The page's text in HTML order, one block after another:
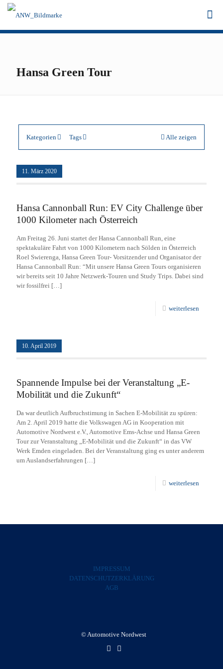
Hansa Green Tour
Kategorien Tags Alle zeigen
11. März 2020
Hansa Cannonball Run: EV City Challenge über
1000 Kilometer nach Österreich
Am Freitag 26. Juni startet der Hansa Cannonball Run, eine
spektakuläre Fahrt von 1000 Kilometern nach Sölden in Österreich
Roel Swierenga, Hansa Green Tour- Vorsitzender und Organisator der
Hansa Cannonball Run: “Mit unsere Hansa Green Tours organisieren
wir bereits seit 10 Jahre Netzwerk-Touren und Study Trips. Dabei sind
wir fossilfrei […]
weiterlesen
10. April 2019
Spannende Impulse bei der Veranstaltung „E-
Mobilität und die Zukunft“
Da war deutlich Aufbruchstimung in Sachen E-Mobilität zu spüren:
Am 2. April 2019 hatte die Volkswagen AG in Kooperation mit
Automotive Nordwest e.V., Automotive Ems-Achse und Hansa Green
Tour zur Veranstaltung „E-Mobilität und die Zukunft“ in das VW
Werk Emden eingeladen. Bei der Veranstaltung ging es unter anderem
um Auslandserfahrungen […]
weiterlesen
IMPRESSUM
DATENSCHUTZERKLÄRUNG
AGB
© Automotive Nordwest